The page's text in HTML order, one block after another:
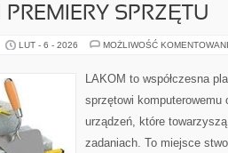
SPRZĘTU
LUT - 6 - 2026 MOŻLIWOŚĆ
LAKOM to współczesna
sprzętowi komputerowemu
urządzeń, które
zadaniach. To miejsce